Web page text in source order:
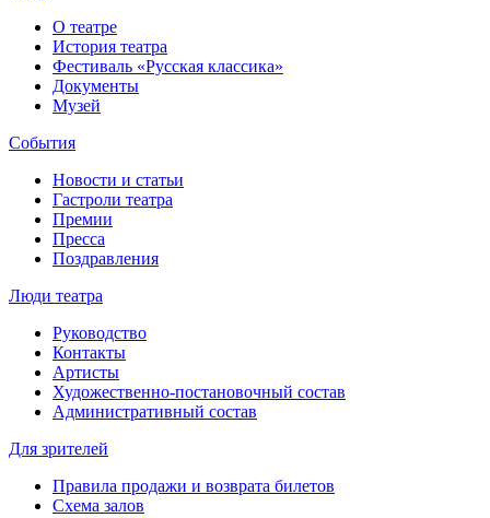
О театре
История театра
Фестиваль «Русская классика»
Документы
Музей
События
Новости и статьи
Гастроли театра
Премии
Пресса
Поздравления
Люди театра
Руководство
Контакты
Артисты
Художественно-постановочный состав
Административный состав
Для зрителей
Правила продажи и возврата билетов
Схема залов